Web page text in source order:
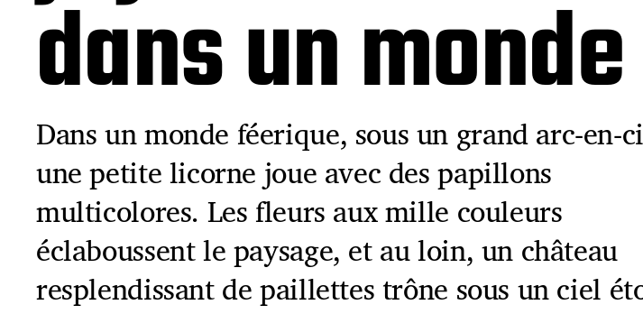
dans un
Dans un monde féerique, sous un grand arc-en-
une petite licorne joue avec des papillons
multicolores. Les fleurs aux mille couleurs
éclaboussent le paysage, et au loin, un château
resplendissant de paillettes trône sous un ciel